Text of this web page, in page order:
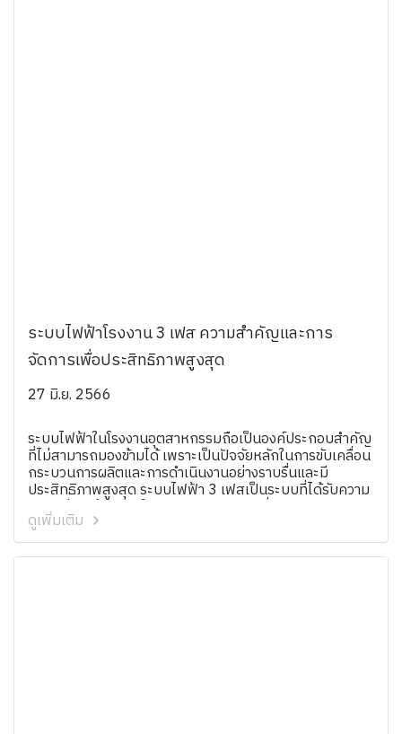
ระบบไฟฟ้าโรงงาน 3 เฟส ความสำคัญและการ
จัดการเพื่อประสิทธิภาพสูงสุด
27 มิ.ย. 2566
ระบบไฟฟ้าในโรงงานอุตสาหกรรมถือเป็นองค์ประกอบสำคัญ
ที่ไม่สามารถมองข้ามได้ เพราะเป็นปัจจัยหลักในการขับเคลื่อน
กระบวนการผลิตและการดำเนินงานอย่างราบรื่นและมี
ประสิทธิภาพสูงสุด ระบบไฟฟ้า 3 เฟสเป็นระบบที่ได้รับความ
นิยมอย่างกว้างขวางในภาคอุตสาหกรรม เนื่องจากความ
สามารถในการจ่ายไฟฟ้าอย่างต่อเนื่องและมีเสถียรภาพ ใน
บทความนี้เราจะพาคุณไปรู้จักกับความสำคัญของระบบไฟฟ้า
3 เฟสในโรงงานอุตสาหกรรม รวมถึงวิธีการจัดการและบำรุง
ดูเพิ่มเติม